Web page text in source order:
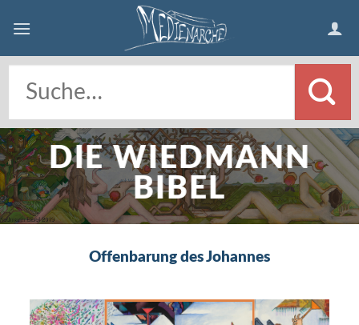
DIE WIEDMANN
BIBEL
Offenbarung des Johannes